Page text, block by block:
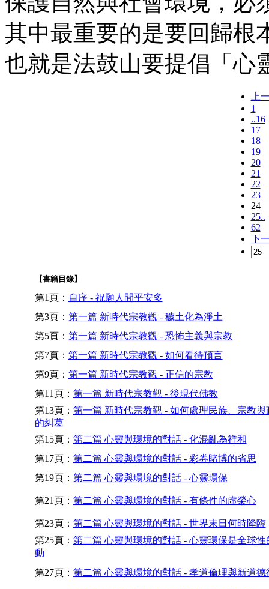
其中最重要的是要回歸根
也就是法鼓山要提倡「心
上
1
..16
17
18
19
20
21
22
23
24
25..
62
下
【書籍目錄】
第1頁： 自序 - 祝願人間平安多
第3頁： 第一篇 新時代宗教觀 - 穢土化為淨土
第5頁： 第一篇 新時代宗教觀 - 恐怖主義與宗教
第7頁： 第一篇 新時代宗教觀 - 如何看待預言
第9頁： 第一篇 新時代宗教觀 - 正信的宗教
第11頁： 第一篇 新時代宗教觀 - 後現代佛教
第13頁： 第一篇 新時代宗教觀 - 如何處理民族、宗教與
的糾葛
第15頁： 第二篇 心靈與環境的對話 - 化混亂為祥和
第17頁： 第二篇 心靈與環境的對話 - 彩券賭博的省思
第19頁： 第二篇 心靈與環境的對話 - 心靈環保
第21頁： 第二篇 心靈與環境的對話 - 有條件的虛榮心
第23頁： 第二篇 心靈與環境的對話 - 世界末日何時降臨
第25頁： 第二篇 心靈與環境的對話 - 心靈環保是全球性
動
第27頁： 第二篇 心靈與環境的對話 - 孝道倫理與新道德